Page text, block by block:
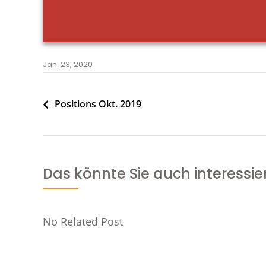
Jan. 23, 2020
Beitragsnavigation
Positions Okt. 2019
Das könnte Sie auch
No Related Post